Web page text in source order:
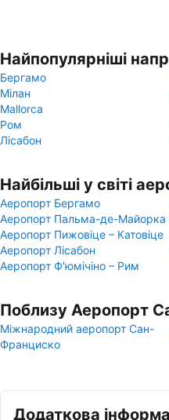
Найпопулярніші
Бергамо
Мілан
Mallorca
Ром
Лісабон
Найбільші у світі
Аеропорт Бергамо
Аеропорт Пальма-де-Майорка
Аеропорт Пижовіце – Катовіце
Аеропорт Лісабон
Аеропорт Ф'юмічіно – Рим
Поблизу Аеропорт
Міжнародний аеропорт Сан-
Франциско
Додаткова